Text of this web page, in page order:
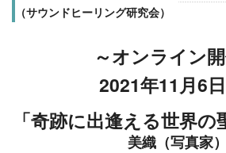
（サウンドヒーリング研究会）
～オンライン
2021年11月6
「奇跡に出逢える世界の
美織（写真家）